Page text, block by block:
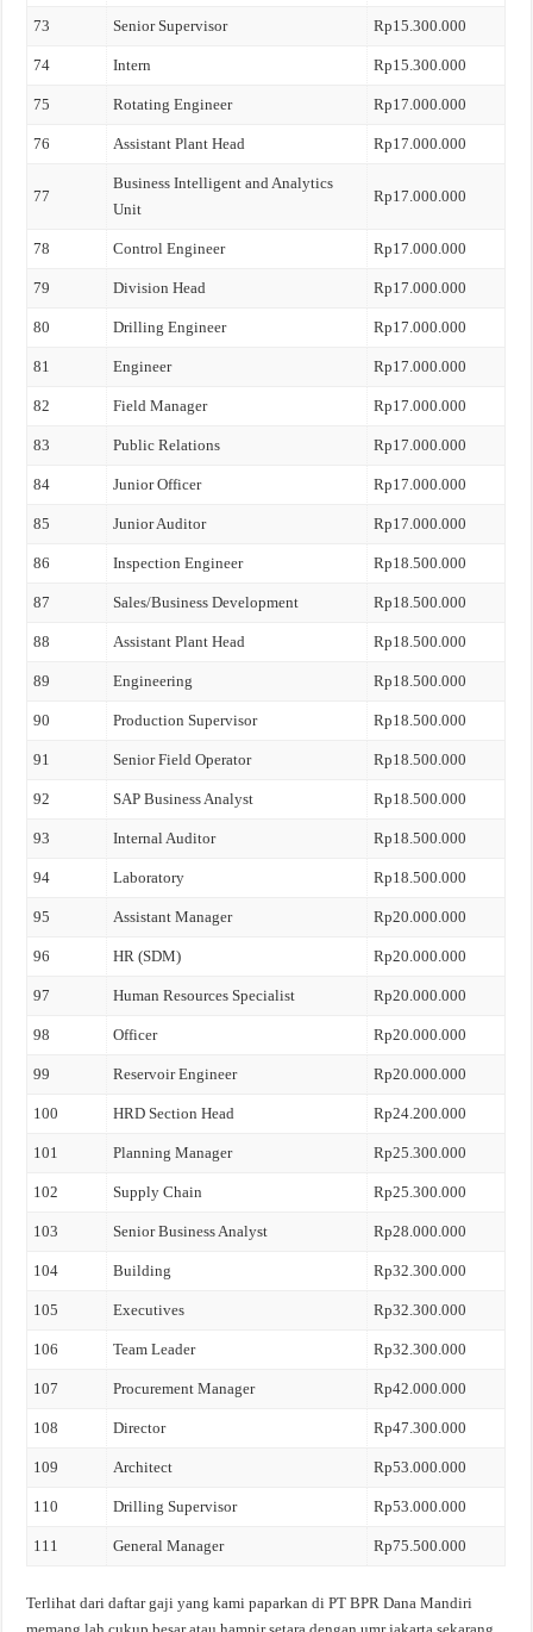
73 Senior Supervisor Rp15.300.000
74 Intern Rp15.300.000
75 Rotating Engineer Rp17.000.000
76 Assistant Plant Head Rp17.000.000
77
Business Intelligent and Analytics
Unit
Rp17.000.000
78 Control Engineer Rp17.000.000
79 Division Head Rp17.000.000
80 Drilling Engineer Rp17.000.000
81 Engineer Rp17.000.000
82 Field Manager Rp17.000.000
83 Public Relations Rp17.000.000
84 Junior Officer Rp17.000.000
85 Junior Auditor Rp17.000.000
86 Inspection Engineer Rp18.500.000
87 Sales/Business Development Rp18.500.000
88 Assistant Plant Head Rp18.500.000
89 Engineering Rp18.500.000
90 Production Supervisor Rp18.500.000
91 Senior Field Operator Rp18.500.000
92 SAP Business Analyst Rp18.500.000
93 Internal Auditor Rp18.500.000
94 Laboratory Rp18.500.000
95 Assistant Manager Rp20.000.000
96 HR (SDM) Rp20.000.000
97 Human Resources Specialist Rp20.000.000
98 Officer Rp20.000.000
99 Reservoir Engineer Rp20.000.000
100 HRD Section Head Rp24.200.000
101 Planning Manager Rp25.300.000
102 Supply Chain Rp25.300.000
103 Senior Business Analyst Rp28.000.000
104 Building Rp32.300.000
105 Executives Rp32.300.000
106 Team Leader Rp32.300.000
107 Procurement Manager Rp42.000.000
108 Director Rp47.300.000
109 Architect Rp53.000.000
110 Drilling Supervisor Rp53.000.000
111 General Manager Rp75.500.000
Terlihat dari daftar gaji yang kami paparkan di PT BPR Dana Mandiri
memang lah cukup besar atau hampir setara dengan umr jakarta sekarang